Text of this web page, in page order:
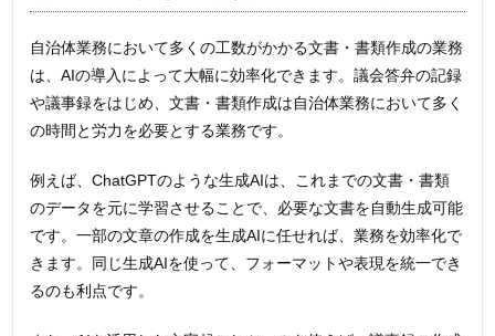
自治体業務において多くの工数がかかる文書・書類作成の業務
は、AIの導入によって大幅に効率化できます。議会答弁の記録
や議事録をはじめ、文書・書類作成は自治体業務において多く
の時間と労力を必要とする業務です。
例えば、ChatGPTのような生成AIは、これまでの文書・書類
のデータを元に学習させることで、必要な文書を自動生成可能
です。一部の文章の作成を生成AIに任せれば、業務を効率化で
きます。同じ生成AIを使って、フォーマットや表現を統一でき
るのも利点です。